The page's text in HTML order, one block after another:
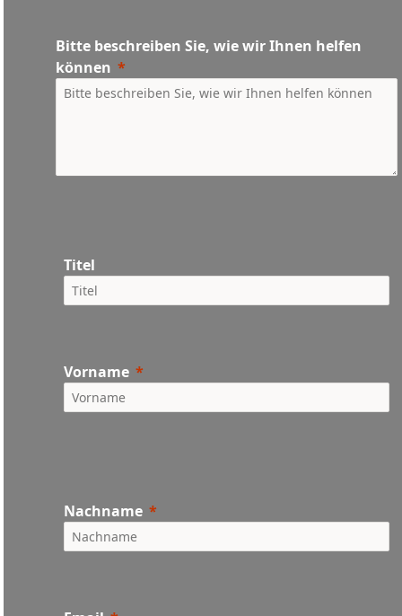
Bitte beschreiben Sie, wie wir Ihnen helfen
können
Titel
Vorname
Nachname